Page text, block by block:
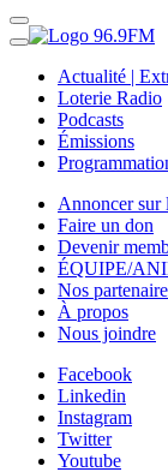
Actualité |
Loterie Radio
Podcasts
Émissions
Annoncer sur
Faire un don
Devenir
ÉQUIPE/
Nos
À propos
Nous joindre
Facebook
Linkedin
Instagram
Twitter
Youtube